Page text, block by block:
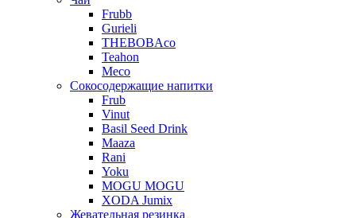
Frubb
Gurieli
THEBOBAco
Teahon
Meco
Сокосодержащие напитки
Frub
Vinut
Basil Seed Drink
Maaza
Rani
Yoku
MOGU MOGU
XODA Jumix
Жевательная резинка